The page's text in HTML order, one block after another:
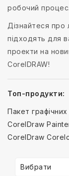
робочий процес.
Дізнайтеся про
підходять для
проекти на
CorelDRAW!
Топ-продукти:
Пакет
CorelDraw
CorelDraw
Вибрати